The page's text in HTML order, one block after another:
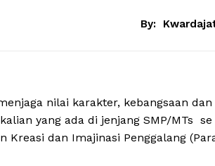
By:
nilai karakter, kebangsaan
yang ada di jenjang SMP/MTs
Kreasi dan Imajinasi Penggalang